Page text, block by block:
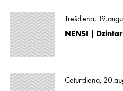
Trešdiena,
NENSI |
Ceturtdiena,